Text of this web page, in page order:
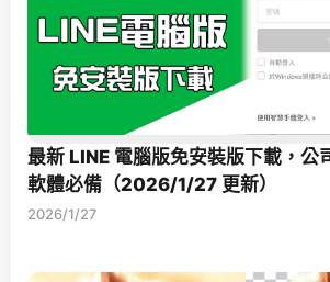
最新 LINE 電腦版免安裝版下載，公
軟體必備（2026/1/27 更新）
2026/1/27